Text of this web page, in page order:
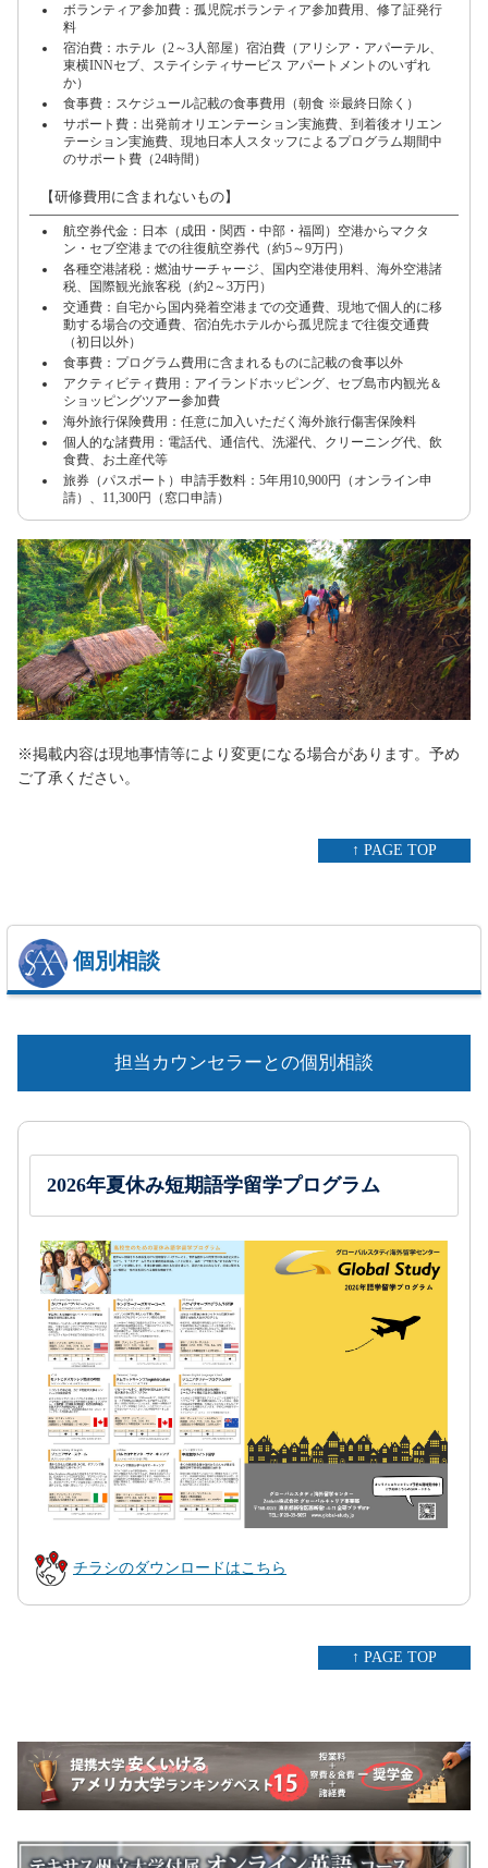
ボランティア参加費：孤児院ボランティア参加費用、修了証発行
料
宿泊費：ホテル（2～3人部屋）宿泊費（アリシア・アパーテル、
東横INNセブ、ステイシティサービス アパートメントのいずれ
か）
食事費：スケジュール記載の食事費用（朝食 ※最終日除く）
サポート費：出発前オリエンテーション実施費、到着後オリエン
テーション実施費、現地日本人スタッフによるプログラム期間中
のサポート費（24時間）
【研修費用に含まれないもの】
航空券代金：日本（成田・関西・中部・福岡）空港からマクタ
ン・セブ空港までの往復航空券代（約5～9万円）
各種空港諸税：燃油サーチャージ、国内空港使用料、海外空港諸
税、国際観光旅客税（約2～3万円）
交通費：自宅から国内発着空港までの交通費、現地で個人的に移
動する場合の交通費、宿泊先ホテルから孤児院まで往復交通費
（初日以外）
食事費：プログラム費用に含まれるものに記載の食事以外
アクティビティ費用：アイランドホッピング、セブ島市内観光＆
ショッピングツアー参加費
海外旅行保険費用：任意に加入いただく海外旅行傷害保険料
個人的な諸費用：電話代、通信代、洗濯代、クリーニング代、飲
食費、お土産代等
旅券（パスポート）申請手数料：5年用10,900円（オンライン申
請）、11,300円（窓口申請）
※掲載内容は現地事情等により変更になる場合があります。予め
ご了承ください。
↑ PAGE TOP
個別相談
担当カウンセラーとの個別相談
2026年夏休み短期語学留学プログラム
チラシのダウンロードはこちら
↑ PAGE TOP